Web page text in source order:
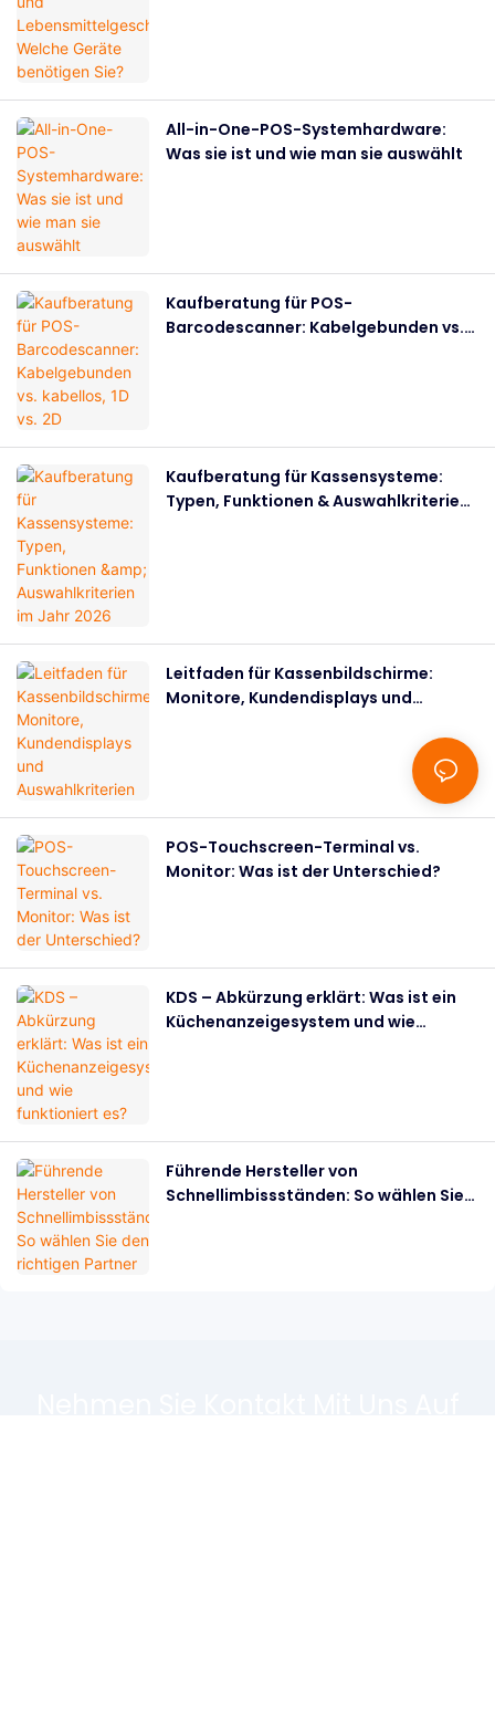
All-in-One-POS-Systemhardware:
Was sie ist und wie man sie auswählt
Kaufberatung für POS-
Barcodescanner: Kabelgebunden vs.
Kaufberatung für Kassensysteme:
Typen, Funktionen & Auswahlkriterien
Leitfaden für Kassenbildschirme:
Monitore, Kundendisplays und
POS-Touchscreen-Terminal vs.
Monitor: Was ist der Unterschied?
KDS – Abkürzung erklärt: Was ist ein
Küchenanzeigesystem und wie
Führende Hersteller von
Schnellimbissständen: So wählen Sie